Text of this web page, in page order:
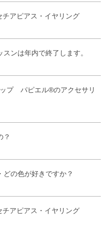
チアピアス・イヤリング
ンは年内で終了します。
プ パピエル®のアクセサリ
？
の色が好きですか？
チアピアス・イヤリング